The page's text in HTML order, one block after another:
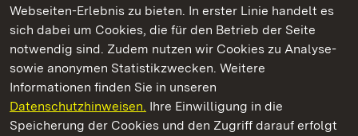
Webseiten-Erlebnis zu bieten. In erster Linie handelt es
sich dabei um Cookies, die für den Betrieb der Seite
notwendig sind. Zudem nutzen wir Cookies zu Analyse-
sowie anonymen Statistikzwecken. Weitere
Informationen finden Sie in unseren
Datenschutzhinweisen. Ihre Einwilligung in die
Speicherung der Cookies und den Zugriff darauf erfolgt
Kommen. Staunen. Genießen.
Staatliche Schlösser und Gärten Baden‑Württemberg